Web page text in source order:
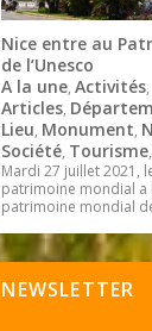
Nice entre au
de l’Unesco
A la une,Activités
Articles,
Lieu, Monument,
Société, Tourisme
Mardi 27 juillet 2021,
patrimoine mondial a
patrimoine mondial de
NEWSLETTER